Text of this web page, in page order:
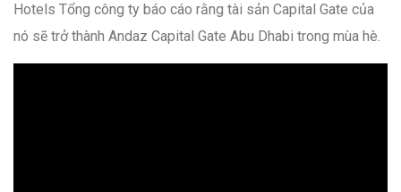
Hotels Tổng công ty báo cáo rằng tài sản Capital Gate của
nó sẽ trở thành Andaz Capital Gate Abu Dhabi trong mùa hè.